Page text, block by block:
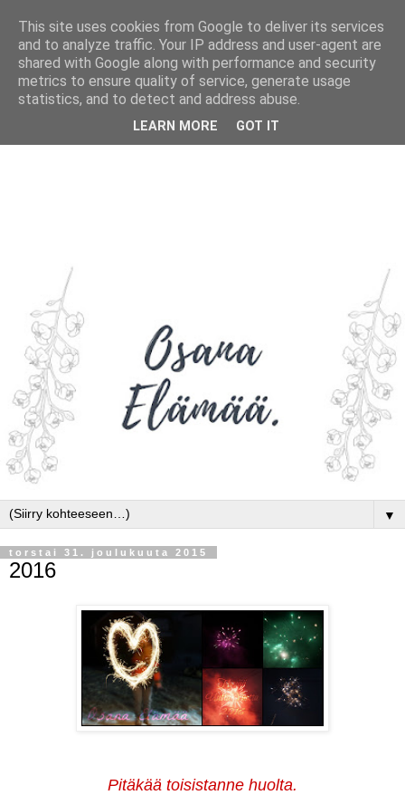
▼
torstai 31. joulukuuta 2015
2016
Pitäkää toisistanne huolta.
This site uses cookies from Google to deliver its services
and to analyze traffic. Your IP address and user-agent are
shared with Google along with performance and security
metrics to ensure quality of service, generate usage
statistics, and to detect and address abuse.
LEARN MORE GOT IT